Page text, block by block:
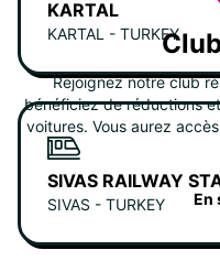
KARTAL
KARTAL - TURKEY
SIVAS RAILWAY
SIVAS - TURKEY
Rejoignez notre club
bénéficiez de réductions
voitures. Vous aurez
En